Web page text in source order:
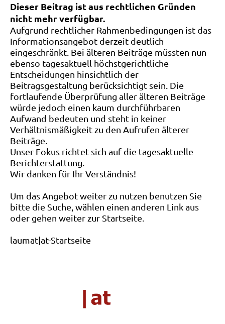
Dieser Beitrag ist aus rechtlichen Gründen
nicht mehr verfügbar.
Aufgrund rechtlicher Rahmenbedingungen ist das
Informationsangebot derzeit deutlich
eingeschränkt. Bei älteren Beiträge müssten nun
ebenso tagesaktuell höchstgerichtliche
Entscheidungen hinsichtlich der
Beitragsgestaltung berücksichtigt sein. Die
fortlaufende Überprüfung aller älteren Beiträge
würde jedoch einen kaum durchführbaren
Aufwand bedeuten und steht in keiner
Verhältnismäßigkeit zu den Aufrufen älterer
Beiträge.
Unser Fokus richtet sich auf die tagesaktuelle
Berichterstattung.
Wir danken für Ihr Verständnis!
Um das Angebot weiter zu nutzen benutzen Sie
bitte die Suche, wählen einen anderen Link aus
oder gehen weiter zur Startseite.
laumat|at-Startseite